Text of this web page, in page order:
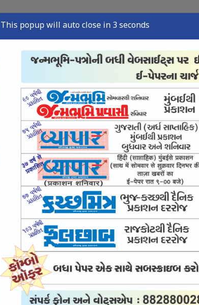
મુખ્ય સમાચાર ક્રાઇમ ન્યુઝ સ્પોર્ટ્સ ન્યુઝ તંત્રી લેખ
This popup will auto close in 2 seconds
સરકાર યુવાનો સામે આક્રમક ન બને : સુપ્રીમ
August 06, Thu, 2026
હત્યા થાય તોયે બાંગલાદેશ જઇશ : હસીના
August 06, Thu, 2026
પ્લાસ્ટિકની ચલણી નોટો આવી રહી છે; 30 વર્ષ સુધી ચાલશે
August 06, Thu, 2026